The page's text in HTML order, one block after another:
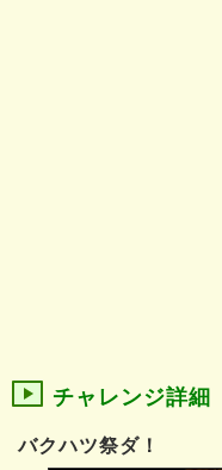
チャレンジ詳細
バクハツ祭ダ！